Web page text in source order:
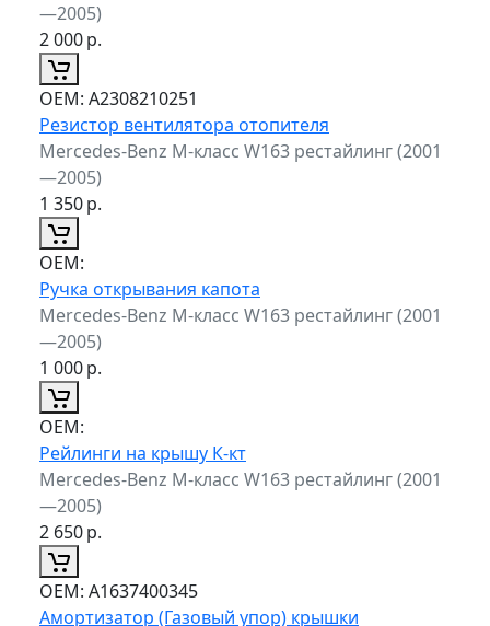
—2005)
2 000р.
ОЕМ: A2308210251
Резистор вентилятора отопителя
Mercedes-Benz M-класс W163 рестайлинг (2001
—2005)
1 350р.
ОЕМ:
Ручка открывания капота
Mercedes-Benz M-класс W163 рестайлинг (2001
—2005)
1 000р.
ОЕМ:
Рейлинги на крышу К-кт
Mercedes-Benz M-класс W163 рестайлинг (2001
—2005)
2 650р.
ОЕМ: A1637400345
Амортизатор (Газовый упор) крышки